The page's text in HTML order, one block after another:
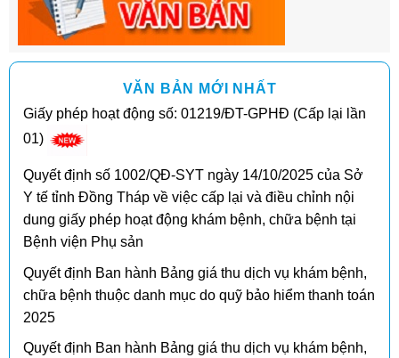
VĂN BẢN MỚI NHẤT
Giấy phép hoạt động số: 01219/ĐT-GPHĐ (Cấp lại lần
01)
Quyết định số 1002/QĐ-SYT ngày 14/10/2025 của Sở
Y tế tỉnh Đồng Tháp về việc cấp lại và điều chỉnh nội
dung giấy phép hoạt động khám bệnh, chữa bệnh tại
Bệnh viện Phụ sản
Quyết định Ban hành Bảng giá thu dịch vụ khám bệnh,
chữa bệnh thuộc danh mục do quỹ bảo hiểm thanh toán
2025
Quyết định Ban hành Bảng giá thu dịch vụ khám bệnh,